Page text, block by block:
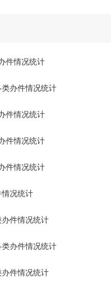
件情况统计
类办件情况统计
件情况统计
件情况统计
件情况统计
情况统计
办件情况统计
类办件情况统计
办件情况统计